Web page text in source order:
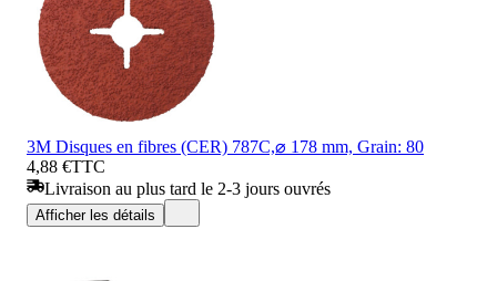
3M Disques en fibres (CER) 787C,⌀ 178 mm, Grain: 80
4,88 €TTC
Livraison au plus tard le 2-3 jours ouvrés
Afficher les détails